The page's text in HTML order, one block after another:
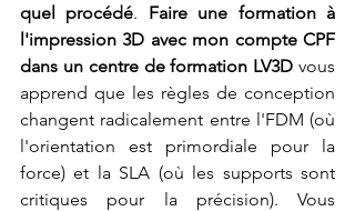
quel procédé. Faire une formation à
l'impression 3D avec mon compte CPF
dans un centre de formation LV3D vous
apprend que les règles de conception
changent radicalement entre l'FDM (où
l'orientation est primordiale pour la
force) et la SLA (où les supports sont
critiques pour la précision). Vous